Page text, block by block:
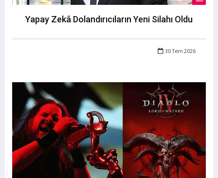
Yapay Zekâ Dolandırıcıların Yeni Silahı Oldu
30 Tem 2026